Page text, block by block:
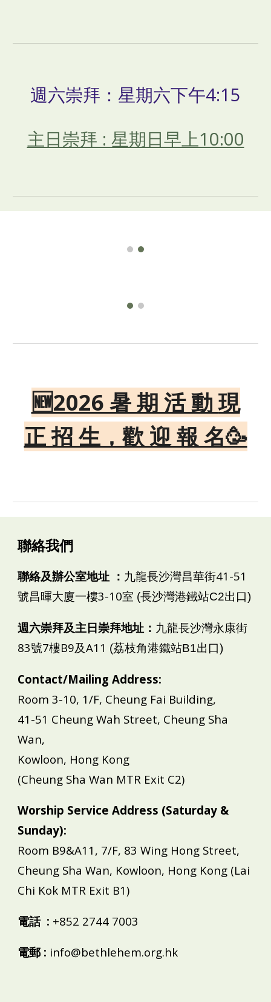
週六崇拜：星期六下午4:15
主日崇拜 : 星期日早上10:00
🆕2026 暑 期 活 動現
正 招 生，歡 迎 報 名🥳
聯絡我們
聯絡及辦公室地址 ： 九龍長沙灣昌華街41-51
號昌暉大廈一樓3-10室 (長沙灣港鐵站C2出口)
週六崇拜及主日崇拜地址： 九龍長沙灣永康街
83號7樓B9及A11 (荔枝角港鐵站B1出口)
Contact/Mailing Address:
Room 3-10, 1/F, Cheung Fai Building,
41-51 Cheung Wah Street, Cheung Sha
Wan,
Kowloon, Hong Kong
(Cheung Sha Wan MTR Exit C2)
Worship Service Address (Saturday &
Sunday):
Room B9&A11, 7/F, 83 Wing Hong Street,
Cheung Sha Wan, Kowloon, Hong Kong (Lai
Chi Kok MTR Exit B1)
電話 : +852 2744 7003
電郵 : info@bethlehem.org.hk